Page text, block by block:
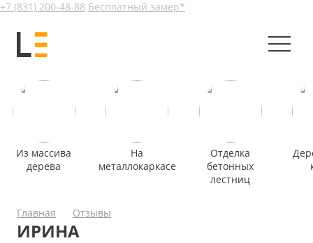
+7 (831) 200-48-88 Бесплатный замер*
Из массива
дерева
На
металлокаркасе
Отделка
бетонных
лестниц
Главная Отзывы
ИРИНА